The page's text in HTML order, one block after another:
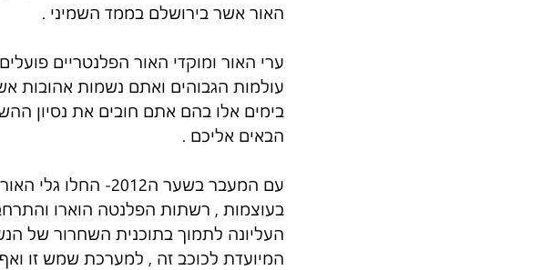
האור אשר בירושלם בממד השמיני .
ערי האור ומוקדי האור הפלנטריים
עולמות הגבוהים ואתם נשמות אהובות
בימים אלו בהם אתם חובים את נסיון
הבאים אליכם .
עם המעבר בשער
בעוצמות , רשתות הפלנטה הוארו
העליונה לתמוך בתוכנית השחרור של
המיועדת לכוכב זה , למערכת שמש זו